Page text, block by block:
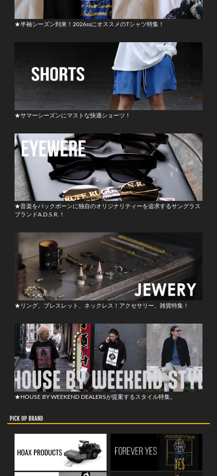
★半袖シーズン到来！2026ssにオススメのTシャツ特集！
★サマーシーズンにマストな快適ショーツ！
★音楽をバックボーンに独自のオリジナリティーを追求するサングラス
ブランドA.D.S.R.！
★リング、ブレスレット、ネックレス！アクセサリー、雑貨特集！
★HOUSE BY WEEKEND DEALERSが提案するスタイル特集。
PICK UP BRAND